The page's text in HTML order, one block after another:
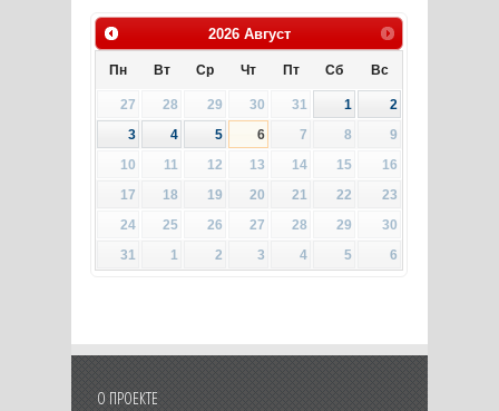
2026 Август
Пн Вт Ср Чт Пт Сб Вс
27 28 29 30 31 1
2
3
4 5 6 7 8
9
10
11 12 13 14 15
16
17
18 19 20 21 22
23
24
25 26 27 28 29
30
31
1 2 3 4 5 6
О ПРОЕКТЕ